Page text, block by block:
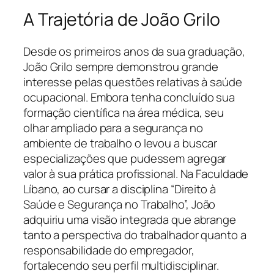
A Trajetória de João Grilo
Desde os primeiros anos da sua graduação,
João Grilo sempre demonstrou grande
interesse pelas questões relativas à saúde
ocupacional. Embora tenha concluído sua
formação científica na área médica, seu
olhar ampliado para a segurança no
ambiente de trabalho o levou a buscar
especializações que pudessem agregar
valor à sua prática profissional. Na Faculdade
Líbano, ao cursar a disciplina “Direito à
Saúde e Segurança no Trabalho”, João
adquiriu uma visão integrada que abrange
tanto a perspectiva do trabalhador quanto a
responsabilidade do empregador,
fortalecendo seu perfil multidisciplinar.